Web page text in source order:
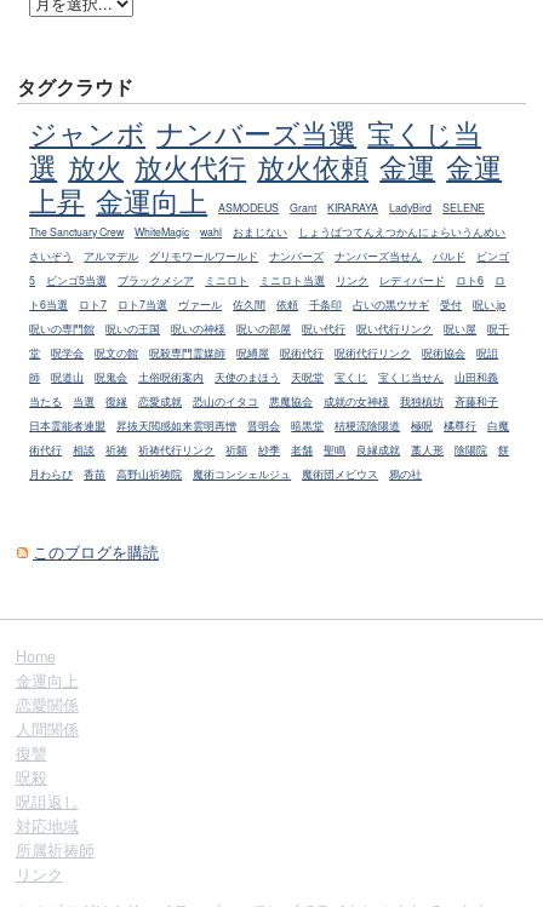
タグクラウド
ジャンボ ナンバーズ当選 宝くじ当
選 放火 放火代行 放火依頼 金運 金運
上昇 金運向上 ASMODEUS Grant KIRARAYA LadyBird
SELENE
The Sanctuary Crew
WhiteMagic wahl おまじない
しょうばつてんえつかんにょらいうんめい
さいぞう
アルマデル グリモワールワールド ナンバーズ ナンバーズ当せん バルド
ビンゴ
5
ビンゴ5当選 ブラックメシア ミニロト ミニロト当選 リンク レディバード ロト6
ロ
ト6当選
ロト7 ロト7当選 ヴァール 佐久間 依頼 千条印 占いの黒ウサギ 受付
呪い.jp
呪いの専門館
呪いの王国 呪いの神様 呪いの部屋 呪い代行 呪い代行リンク 呪い屋
呪千
堂
呪学会 呪文の館 呪殺専門霊媒師 呪縛屋 呪術代行 呪術代行リンク 呪術協会
呪詛
師
呪道山 呪鬼会 土俗呪術案内 天使のまほう 天呪堂 宝くじ 宝くじ当せん
山田和義
当たる
当選 復縁 恋愛成就 恐山のイタコ 悪魔協会 成就の女神様 我独槙坊
斉藤和子
日本霊能者連盟
昇抜天閲感如来雲明再憎 晋明会 暗黒堂 桔梗流陰陽道 極呪 橘尊行
白魔
術代行
相談 祈祷 祈祷代行リンク 祈願 紗季 老舗 聖鳴 良縁成就 藁人形 陰陽院
餅
月わらび
香苗 高野山祈祷院 魔術コンシェルジュ 魔術団メビウス 鴉の社
このブログを購読
Home
金運向上
恋愛関係
人間関係
復讐
呪殺
呪詛返し
対応地域
所属祈祷師
リンク